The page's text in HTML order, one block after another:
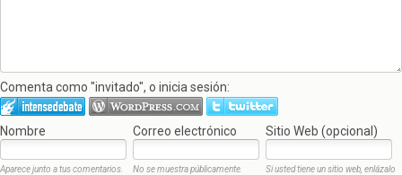
Comenta como "invitado", o inicia sesión:
Nombre Correo electrónico Sitio Web (opcional)
Aparece junto a tus comentarios. No se muestra públicamente.
Si usted tiene un sitio web, enlázalo